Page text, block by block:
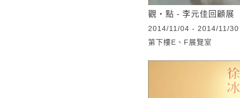
觀‧點 - 李元佳回顧展
2014/11/04 - 2014/11/30
第下樓E、F展覽室